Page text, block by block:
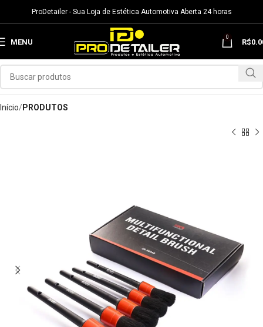
ProDetailer - Sua Loja de Estética Automotiva Aberta 24 horas
MENU
0
R$
Início PRODUTOS